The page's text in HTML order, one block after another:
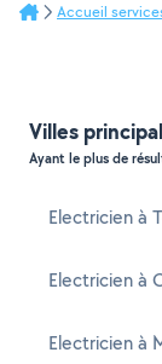
Accueil
Villes
Ayant le plus de
Electricien à
Electricien à
Electricien à